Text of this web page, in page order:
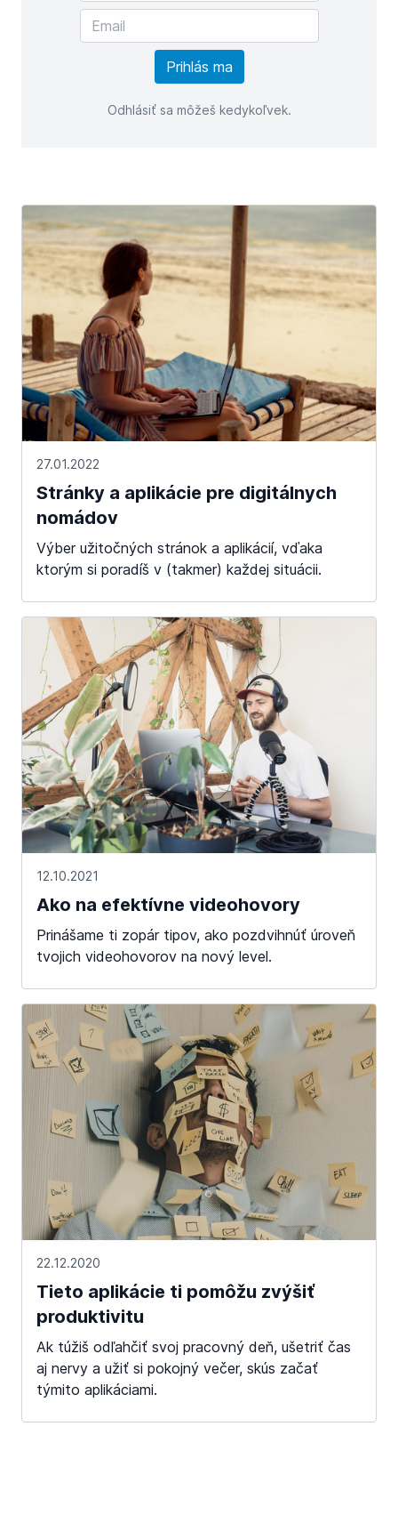
Odhlásiť sa môžeš kedykoľvek.
27.01.2022
Stránky a aplikácie pre digitálnych
nomádov
Výber užitočných stránok a aplikácií, vďaka
ktorým si poradíš v (takmer) každej situácii.
12.10.2021
Ako na efektívne videohovory
Prinášame ti zopár tipov, ako pozdvihnúť úroveň
tvojich videohovorov na nový level.
22.12.2020
Tieto aplikácie ti pomôžu zvýšiť
produktivitu
Ak túžiš odľahčiť svoj pracovný deň, ušetriť čas
aj nervy a užiť si pokojný večer, skús začať
týmito aplikáciami.